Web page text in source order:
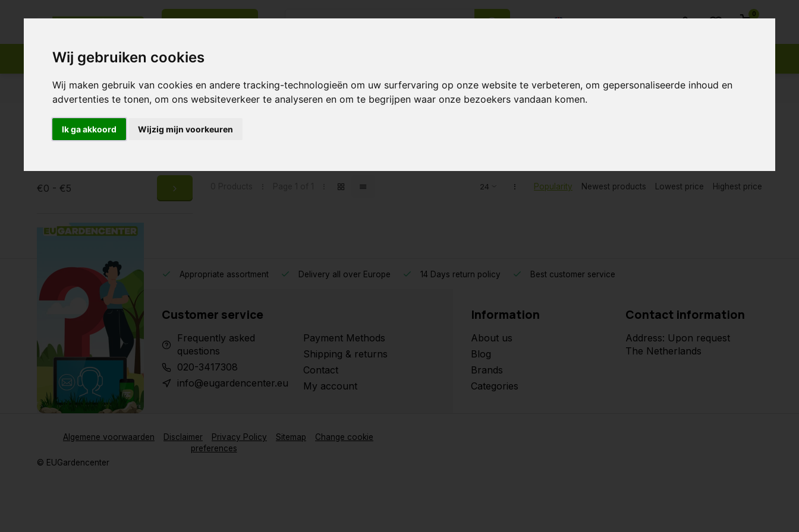
Wij gebruiken cookies
Wij maken gebruik van cookies en andere tracking-technologieën om uw surfervaring op onze website te verbeteren, om gepersonaliseerde inhoud en
advertenties te tonen, om ons websiteverkeer te analyseren en om te begrijpen waar onze bezoekers vandaan komen.
Ik ga akkoord Wijzig mijn voorkeuren
All categories Customer service
0
Appropriate assortment Delivery all over Europe 14 Days return policy Best customer service
Home Tags GGT 44 SH
Price
€0 - €5 Popularity Newest products Lowest price Highest price
Appropriate assortment Delivery all over Europe 14 Days return policy Best customer service
Customer service
Frequently asked
questions
020-3417308
info@eugardencenter.eu
Payment Methods
Shipping & returns
Contact
My account
Information
About us
Blog
Brands
Categories
Contact information
Address: Upon request
The Netherlands
Algemene voorwaarden Disclaimer Privacy Policy Sitemap
Change cookie
preferences
© EUGardencenter